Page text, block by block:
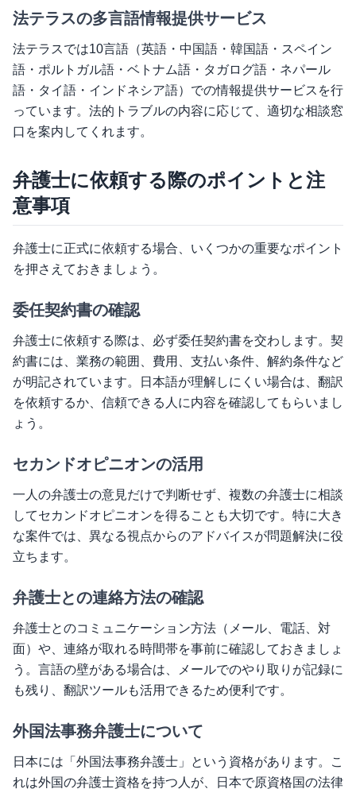
法テラスの多言語情報提供サービス
法テラスでは10言語（英語・中国語・韓国語・スペイン
語・ポルトガル語・ベトナム語・タガログ語・ネパール
語・タイ語・インドネシア語）での情報提供サービスを行
っています。法的トラブルの内容に応じて、適切な相談窓
口を案内してくれます。
弁護士に依頼する際のポイントと注
意事項
弁護士に正式に依頼する場合、いくつかの重要なポイント
を押さえておきましょう。
委任契約書の確認
弁護士に依頼する際は、必ず委任契約書を交わします。契
約書には、業務の範囲、費用、支払い条件、解約条件など
が明記されています。日本語が理解しにくい場合は、翻訳
を依頼するか、信頼できる人に内容を確認してもらいまし
ょう。
セカンドオピニオンの活用
一人の弁護士の意見だけで判断せず、複数の弁護士に相談
してセカンドオピニオンを得ることも大切です。特に大き
な案件では、異なる視点からのアドバイスが問題解決に役
立ちます。
弁護士との連絡方法の確認
弁護士とのコミュニケーション方法（メール、電話、対
面）や、連絡が取れる時間帯を事前に確認しておきましょ
う。言語の壁がある場合は、メールでのやり取りが記録に
も残り、翻訳ツールも活用できるため便利です。
外国法事務弁護士について
日本には「外国法事務弁護士」という資格があります。こ
れは外国の弁護士資格を持つ人が、日本で原資格国の法律